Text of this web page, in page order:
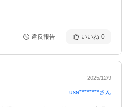
違反報告 いいね 0
2025/12/9
usa********さん